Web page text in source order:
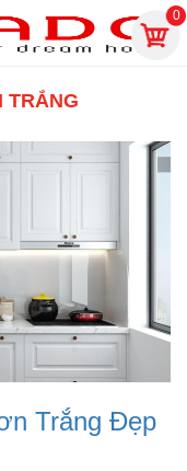
0
TRẮNG
Trắng Đẹp